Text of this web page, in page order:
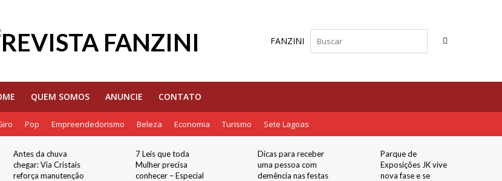
FANZINI
QUEM SOMOS ANUNCIE CONTATO
Pop Empreendedorismo Beleza Economia Turismo Sete Lagoas
Antes da chuva
chegar: Via Cristais
reforça manutenção
7 Leis que toda
Mulher precisa
conhecer – Especial
Dicas para receber
uma pessoa com
demência nas festas
Parque de
Exposições JK vive
nova fase e se